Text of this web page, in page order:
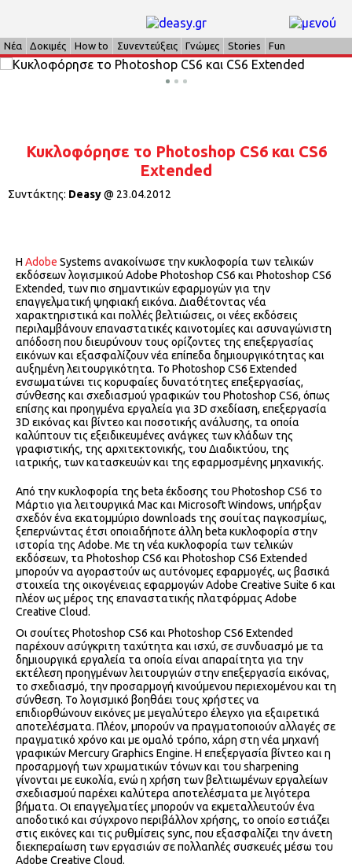
Νέα Δοκιμές How to Συνεντεύξεις Γνώμες Stories Fun
Κυκλοφόρησε το Photoshop CS6 και CS6
Extended
Συντάκτης: Deasy@ 23.04.2012
Η Adobe Systems ανακοίνωσε την κυκλοφορία των τελικών
εκδόσεων λογισμικού Adobe Photoshop CS6 και Photoshop CS6
Extended, των πιο σημαντικών εφαρμογών για την
επαγγελματική ψηφιακή εικόνα. Διαθέτοντας νέα
χαρακτηριστικά και πολλές βελτιώσεις, οι νέες εκδόσεις
περιλαμβάνουν επαναστατικές καινοτομίες και ασυναγώνιστη
απόδοση που διευρύνουν τους ορίζοντες της επεξεργασίας
εικόνων και εξασφαλίζουν νέα επίπεδα δημιουργικότητας και
αυξημένη λειτουργικότητα. Το Photoshop CS6 Extended
ενσωματώνει τις κορυφαίες δυνατότητες επεξεργασίας,
σύνθεσης και σχεδιασμού γραφικών του Photoshop CS6, όπως
επίσης και προηγμένα εργαλεία για 3D σχεδίαση, επεξεργασία
3D εικόνας και βίντεο και ποσοτικής ανάλυσης, τα οποία
καλύπτουν τις εξειδικευμένες ανάγκες των κλάδων της
γραφιστικής, της αρχιτεκτονικής, του Διαδικτύου, της
ιατρικής, των κατασκευών και της εφαρμοσμένης μηχανικής.
Από την κυκλοφορία της beta έκδοσης του Photoshop CS6 το
Μάρτιο για λειτουργικά Mac και Microsoft Windows, υπήρξαν
σχεδόν ένα εκατομμύριο downloads της σουίτας παγκοσμίως,
ξεπερνώντας έτσι οποιαδήποτε άλλη beta κυκλοφορία στην
ιστορία της Adobe. Με τη νέα κυκλοφορία των τελικών
εκδόσεων, τα Photoshop CS6 και Photoshop CS6 Extended
μπορούν να αγοραστούν ως αυτόνομες εφαρμογές, ως βασικά
στοιχεία της οικογένειας εφαρμογών Adobe Creative Suite 6 και
πλέον ως μέρος της επαναστατικής πλατφόρμας Adobe
Creative Cloud.
Οι σουίτες Photoshop CS6 και Photoshop CS6 Extended
παρέχουν ασύγκριτη ταχύτητα και ισχύ, σε συνδυασμό με τα
δημιουργικά εργαλεία τα οποία είναι απαραίτητα για την
εκτέλεση προηγμένων λειτουργιών στην επεξεργασία εικόνας,
το σχεδιασμό, την προσαρμογή κινούμενου περιεχομένου και τη
σύνθεση. Το λογισμικό βοηθάει τους χρήστες να
επιδιορθώνουν εικόνες με μεγαλύτερο έλεγχο για εξαιρετικά
αποτελέσματα. Πλέον, μπορούν να πραγματοποιούν αλλαγές σε
πραγματικό χρόνο και με ομαλό τρόπο, χάρη στη νέα μηχανή
γραφικών Mercury Graphics Engine. Η επεξεργασία βίντεο και η
προσαρμογή των χρωματικών τόνων και του sharpening
γίνονται με ευκολία, ενώ η χρήση των βελτιωμένων εργαλείων
σχεδιασμού παρέχει καλύτερα αποτελέσματα με λιγότερα
βήματα. Οι επαγγελματίες μπορούν να εκμεταλλευτούν ένα
αποδοτικό και σύγχρονο περιβάλλον χρήσης, το οποίο εστιάζει
στις εικόνες και τις ρυθμίσεις sync, που εξασφαλίζει την άνετη
διεκπεραίωση των εργασιών σε πολλαπλές συσκευές μέσω του
Adobe Creative Cloud.